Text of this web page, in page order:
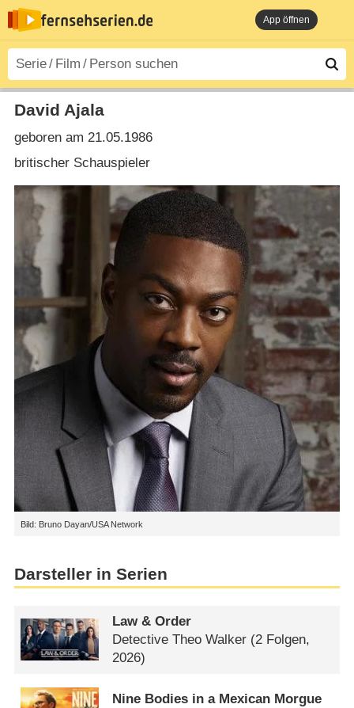
App öffnen
Bild: Bruno Dayan/USA Network
David Ajala
geboren am 21.05.1986
britischer Schauspieler
Darsteller in Serien
Law & Order
Detective Theo Walker (2 Folgen,
2026)
Nine Bodies in a Mexican Morgue